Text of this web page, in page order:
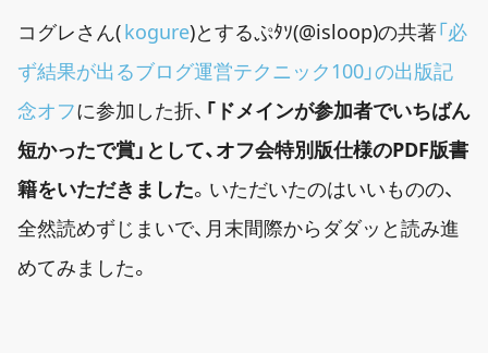
コグレさん(kogure)とするぷﾀｿ(@isloop)の共著「必
ず結果が出るブログ運営テクニック100」の出版記
念オフに参加した折、 「ドメインが参加者でいちばん
短かったで賞」として、オフ会特別版仕様のPDF版書
籍をいただきました。いただいたのはいいものの、
全然読めずじまいで、月末間際からダダッと読み進
めてみました。